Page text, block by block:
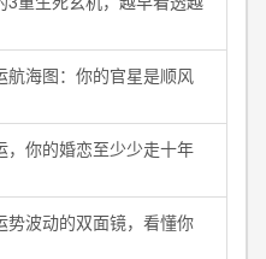
航海图：你的官星是顺风
，你的婚恋至少少走十年
势波动的双面镜，看懂你